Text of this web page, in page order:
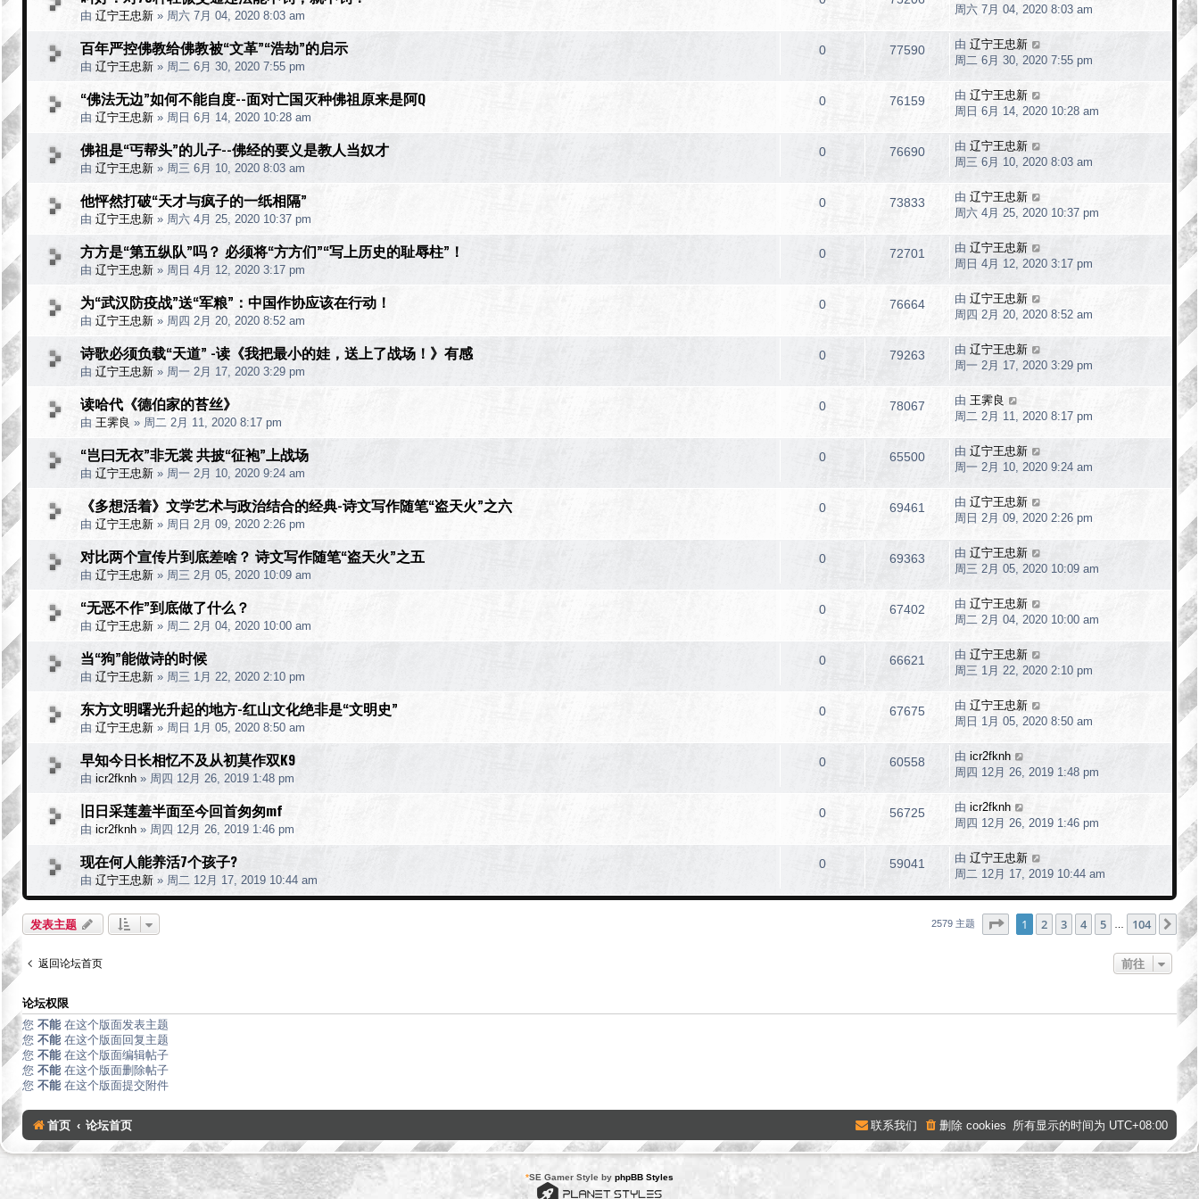
由 辽宁王忠新 » 周六 7月 04, 2020 8:03 am 周六 7月 04, 2020 8:03 am
百年严控佛教给佛教被“文革”“浩劫”的启示
由 辽宁王忠新 » 周二 6月 30, 2020 7:55 pm
0 77590 由 辽宁王忠新
周二 6月 30, 2020 7:55 pm
“佛法无边”如何不能自度--面对亡国灭种佛祖原来是阿Q
由 辽宁王忠新 » 周日 6月 14, 2020 10:28 am
0 76159 由 辽宁王忠新
周日 6月 14, 2020 10:28 am
佛祖是“丐帮头”的儿子--佛经的要义是教人当奴才
由 辽宁王忠新 » 周三 6月 10, 2020 8:03 am
0 76690 由 辽宁王忠新
周三 6月 10, 2020 8:03 am
他怦然打破“天才与疯子的一纸相隔”
由 辽宁王忠新 » 周六 4月 25, 2020 10:37 pm
0 73833 由 辽宁王忠新
周六 4月 25, 2020 10:37 pm
方方是“第五纵队”吗？ 必须将“方方们”“写上历史的耻辱柱”！
由 辽宁王忠新 » 周日 4月 12, 2020 3:17 pm
0 72701 由 辽宁王忠新
周日 4月 12, 2020 3:17 pm
为“武汉防疫战”送“军粮”：中国作协应该在行动！
由 辽宁王忠新 » 周四 2月 20, 2020 8:52 am
0 76664 由 辽宁王忠新
周四 2月 20, 2020 8:52 am
诗歌必须负载“天道” -读《我把最小的娃，送上了战场！》有感
由 辽宁王忠新 » 周一 2月 17, 2020 3:29 pm
0 79263 由 辽宁王忠新
周一 2月 17, 2020 3:29 pm
读哈代《德伯家的苔丝》
由 王霁良 » 周二 2月 11, 2020 8:17 pm
0 78067 由 王霁良
周二 2月 11, 2020 8:17 pm
“岂曰无衣”非无裳 共披“征袍”上战场
由 辽宁王忠新 » 周一 2月 10, 2020 9:24 am
0 65500 由 辽宁王忠新
周一 2月 10, 2020 9:24 am
《多想活着》文学艺术与政治结合的经典-诗文写作随笔“盗天火”之六
由 辽宁王忠新 » 周日 2月 09, 2020 2:26 pm
0 69461 由 辽宁王忠新
周日 2月 09, 2020 2:26 pm
对比两个宣传片到底差啥？ 诗文写作随笔“盗天火”之五
由 辽宁王忠新 » 周三 2月 05, 2020 10:09 am
0 69363 由 辽宁王忠新
周三 2月 05, 2020 10:09 am
“无恶不作”到底做了什么？
由 辽宁王忠新 » 周二 2月 04, 2020 10:00 am
0 67402 由 辽宁王忠新
周二 2月 04, 2020 10:00 am
当“狗”能做诗的时候
由 辽宁王忠新 » 周三 1月 22, 2020 2:10 pm
0 66621 由 辽宁王忠新
周三 1月 22, 2020 2:10 pm
东方文明曙光升起的地方-红山文化绝非是“文明史”
由 辽宁王忠新 » 周日 1月 05, 2020 8:50 am
0 67675 由 辽宁王忠新
周日 1月 05, 2020 8:50 am
早知今日长相忆不及从初莫作双K9
由 icr2fknh » 周四 12月 26, 2019 1:48 pm
0 60558 由 icr2fknh
周四 12月 26, 2019 1:48 pm
旧日采莲羞半面至今回首匆匆mf
由 icr2fknh » 周四 12月 26, 2019 1:46 pm
0 56725 由 icr2fknh
周四 12月 26, 2019 1:46 pm
现在何人能养活7个孩子?
由 辽宁王忠新 » 周二 12月 17, 2019 10:44 am
0 59041 由 辽宁王忠新
周二 12月 17, 2019 10:44 am
发表主题 2579 主题 分页： 1 104
1 2 3 4 5 104 下
返回论坛首页 前往
论坛权限
您 不能 在这个版面发表主题
您 不能 在这个版面回复主题
您 不能 在这个版面编辑帖子
您 不能 在这个版面删除帖子
您 不能 在这个版面提交附件
首页 论坛首页 所有显示的时间为 UTC+08:00
删除 cookies
联系我们
*SE Gamer Style by phpBB Styles